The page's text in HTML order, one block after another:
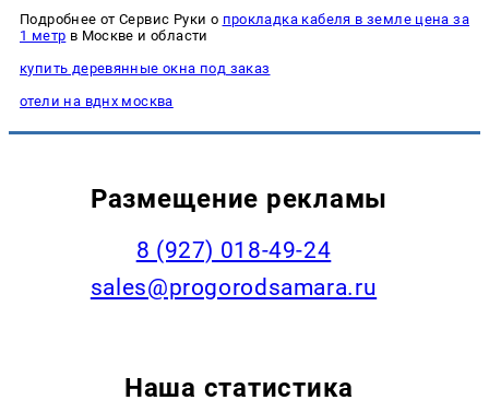
Подробнее от Сервис Руки о прокладка кабеля в земле цена за
1 метр в Москве и области
купить деревянные окна под заказ
отели на вднх москва
Размещение рекламы
8 (927) 018-49-24
sales@progorodsamara.ru
Наша статистика